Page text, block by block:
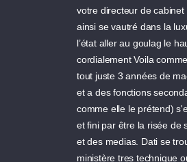
votre directeur de
ainsi se vautré dans la
l’état aller au goulag le
cordialement Voila
tout juste 3 années de
et a des fonctions
comme elle le prétend)
et fini par être la risée de
et des medias. Dati se
ministère tres technique